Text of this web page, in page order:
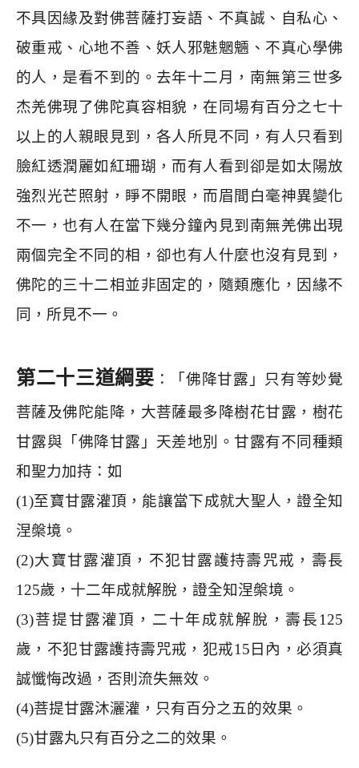
不具因緣及對佛菩薩打妄語、不真誠、自私心、
破重戒、心地不善、妖人邪魅魍魎、不真心學佛
的人，是看不到的。去年十二月，南無第三世多
杰羌佛現了佛陀真容相貌，在同場有百分之七十
以上的人親眼見到，各人所見不同，有人只看到
臉紅透潤麗如紅珊瑚，而有人看到卻是如太陽放
強烈光芒照射，睜不開眼，而眉間白毫神異變化
不一，也有人在當下幾分鐘內見到南無羌佛出現
兩個完全不同的相，卻也有人什麼也沒有見到，
佛陀的三十二相並非固定的，隨類應化，因緣不
同，所見不一。
第二十三道綱要 ：「佛降甘露」只有等妙覺
菩薩及佛陀能降，大菩薩最多降樹花甘露，樹花
甘露與「佛降甘露」天差地別。甘露有不同種類
和聖力加持：如
(1)至寶甘露灌頂，能讓當下成就大聖人，證全知
涅槃境。
(2)大寶甘露灌頂，不犯甘露護持壽咒戒，壽長
125歲，十二年成就解脫，證全知涅槃境。
(3)菩提甘露灌頂，二十年成就解脫，壽長125
歲，不犯甘露護持壽咒戒，犯戒15 日內，必須真
誠懺悔改過，否則流失無效。
(4)菩提甘露沐灑灌，只有百分之五的效果。
(5)甘露丸只有百分之二的效果。